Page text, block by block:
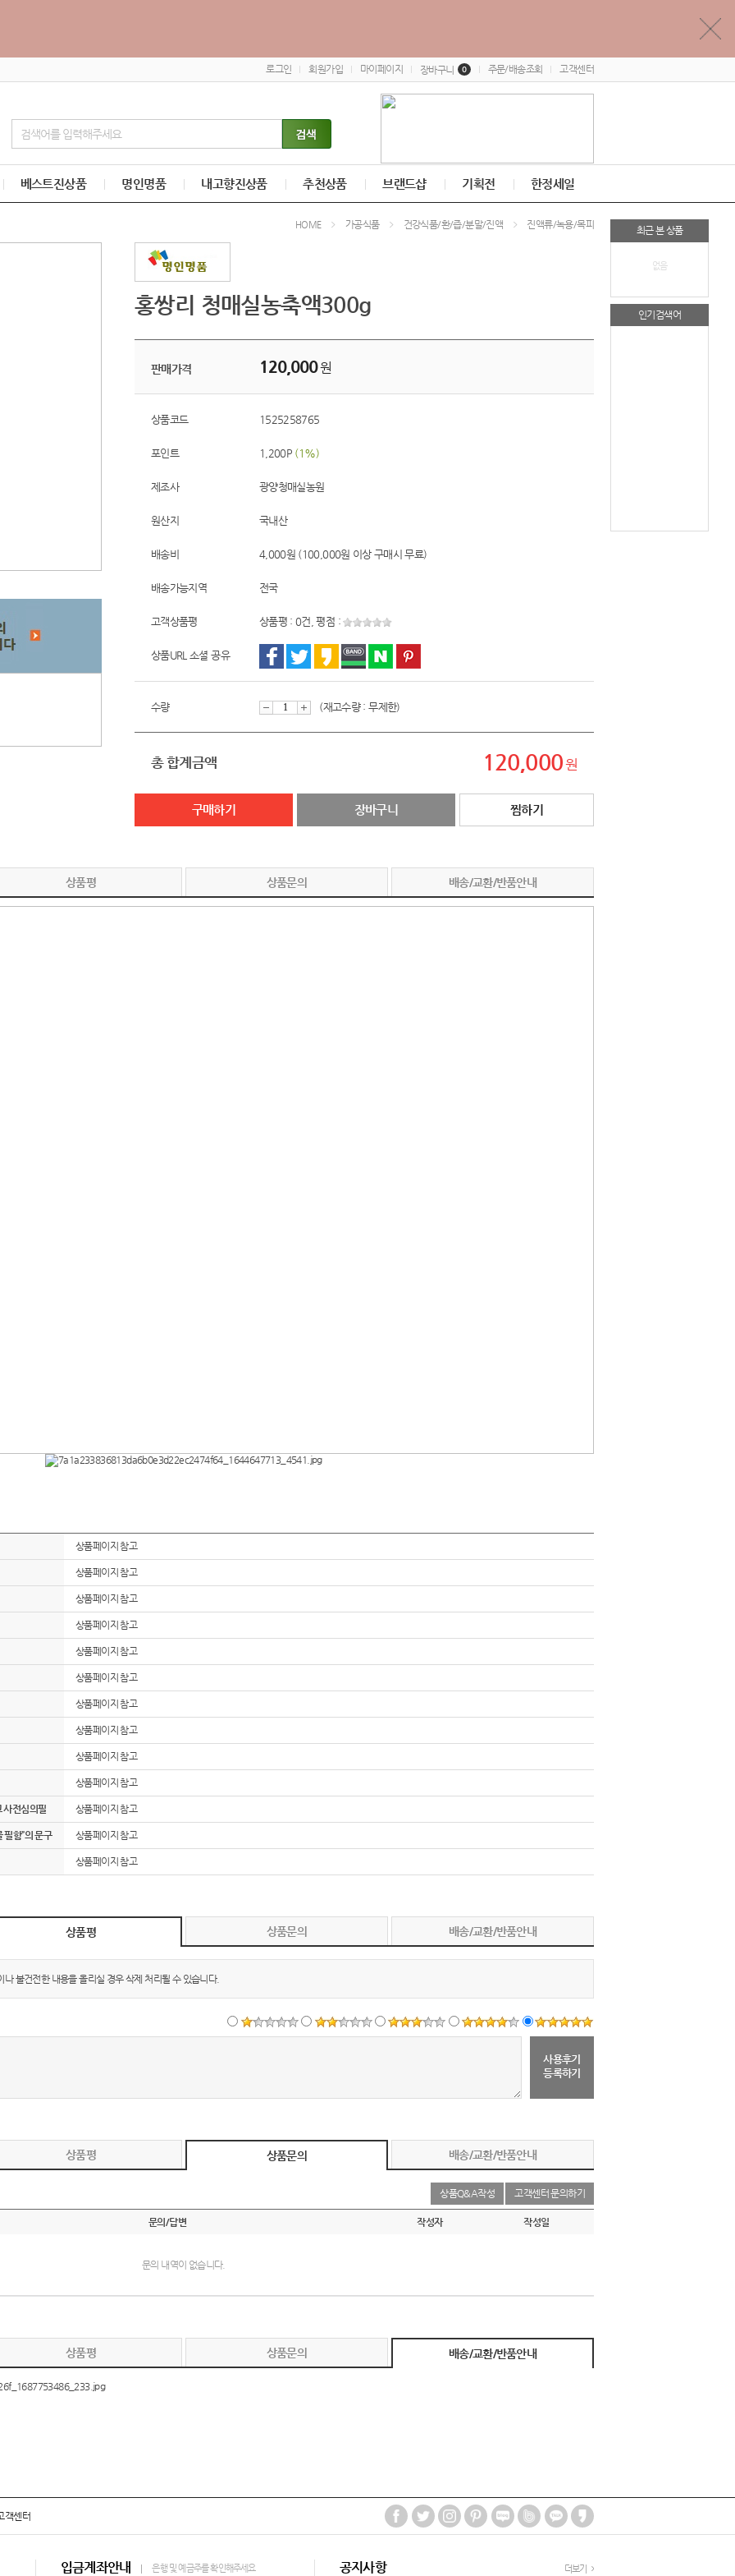
로그인 회원가입 마이페이지 장바구니 0 주문/배송조회 고객센터
베스트진상품 명인명품 내고향진상품 추천상품 브랜드샵 기획전 한정세일
최근 본 상품
없음
인기검색어
HOME 가공식품 건강식품/환/즙/분말/진액 진액류/녹용/목피
홍쌍리 청매실농축액300g
판매가격 120,000원
상품코드 1525258765
포인트 1,200P (1%)
제조사 광양청매실농원
원산지 국내산
배송비 4,000원 (100,000원 이상 구매시 무료)
배송가능지역 전국
고객상품평 상품평 : 0건, 평점 :
상품URL 소셜 공유
수량
(재고수량 : 무제한)
총 합계금액 120,000원
구매하기 장바구니 찜하기
상품평 상품문의 배송/교환/반품안내
상품페이지 참고
상품페이지 참고
상품페이지 참고
상품페이지 참고
상품페이지 참고
상품페이지 참고
상품페이지 참고
상품페이지 참고
상품페이지 참고
상품페이지 참고
사전심의필 상품페이지 참고
필함”의 문구 상품페이지 참고
상품페이지 참고
상품평 상품문의 배송/교환/반품안내
불건전한 내용을 올리실 경우 삭제 처리될 수 있습니다.
사용후기
등록하기
상품평 상품문의 배송/교환/반품안내
상품Q&A작성 고객센터 문의하기
문의/답변 작성자 작성일
문의 내역이 없습니다.
상품평 상품문의 배송/교환/반품안내
객센터
입금계좌안내 은행 및 예금주를 확인해주세요 공지사항 더보기